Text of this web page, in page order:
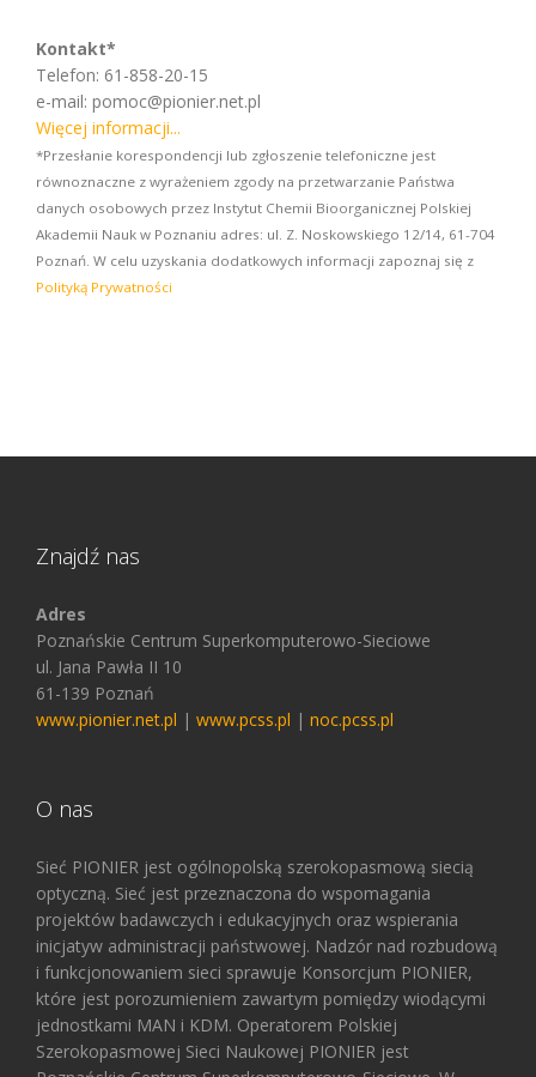
Kontakt*
Telefon: 61-858-20-15
e-mail: pomoc@pionier.net.pl
Więcej informacji...
*Przesłanie korespondencji lub zgłoszenie telefoniczne jest
równoznaczne z wyrażeniem zgody na przetwarzanie Państwa
danych osobowych przez Instytut Chemii Bioorganicznej Polskiej
Akademii Nauk w Poznaniu adres: ul. Z. Noskowskiego 12/14, 61-704
Poznań. W celu uzyskania dodatkowych informacji zapoznaj się z
Polityką Prywatności
Znajdź nas
Adres
Poznańskie Centrum Superkomputerowo-Sieciowe
ul. Jana Pawła II 10
61-139 Poznań
www.pionier.net.pl | www.pcss.pl | noc.pcss.pl
O nas
Sieć PIONIER jest ogólnopolską szerokopasmową siecią
optyczną. Sieć jest przeznaczona do wspomagania
projektów badawczych i edukacyjnych oraz wspierania
inicjatyw administracji państwowej. Nadzór nad rozbudową
i funkcjonowaniem sieci sprawuje Konsorcjum PIONIER,
które jest porozumieniem zawartym pomiędzy wiodącymi
jednostkami MAN i KDM. Operatorem Polskiej
Szerokopasmowej Sieci Naukowej PIONIER jest